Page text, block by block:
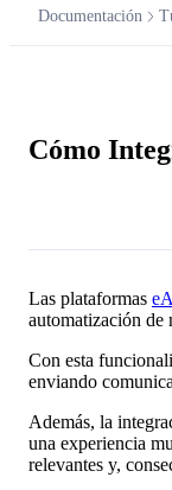
Documentación
Cómo
Las plataformas
automatización de
Con esta
enviando
Además, la
una experiencia
relevantes y,